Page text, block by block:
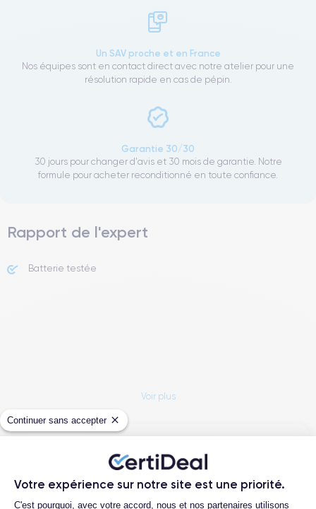
Continuer sans accepter
Votre expérience sur notre site est une priorité.
Plateforme de Gestion du
C'est pourquoi, avec votre accord, nous et nos partenaires utilisons
Un SAV proche et en France
Nos équipes sont en contact direct avec notre atelier pour une
résolution rapide en cas de pépin.
Garantie 30/30
30 jours pour changer d'avis et 30 mois de garantie. Notre
formule pour acheter reconditionné en toute confiance.
Rapport de l'expert
Batterie testée
Voir plus
reconditionnement de téléphones mobiles. Notre service